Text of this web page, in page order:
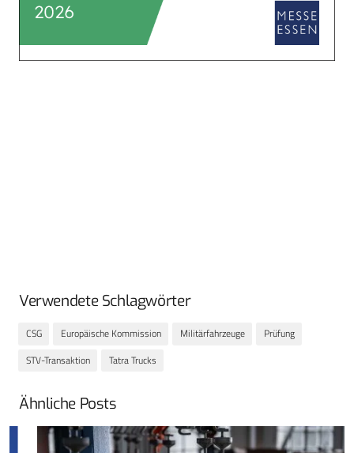
Verwendete Schlagwörter
CSG Europäische Kommission Militärfahrzeuge
Prüfung
STV-Transaktion
Tatra Trucks
Ähnliche Posts